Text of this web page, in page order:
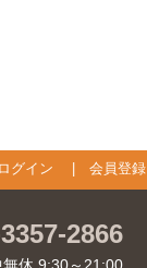
ログイン 会員登録
2866